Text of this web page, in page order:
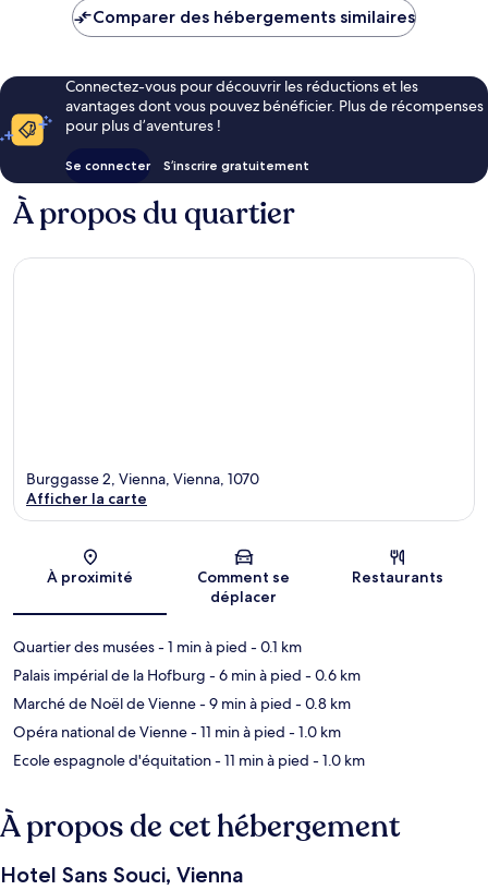
de
Comparer des hébergements similaires
Connectez-vous pour découvrir les réductions et les
avantages dont vous pouvez bénéficier. Plus de récompenses
pour plus d’aventures !
Se connecter S’inscrire gratuitement
À propos du quartier
Carte
Burggasse 2, Vienna, Vienna, 1070
Afficher la carte
À proximité
Comment se
déplacer
Restaurants
Quartier des musées- 1 min à pied - 0.1 km
Palais impérial de la Hofburg - 6 min à pied - 0.6 km
Marché de Noël de Vienne- 9 min à pied - 0.8 km
Opéra national de Vienne- 11 min à pied - 1.0 km
Ecole espagnole d'équitation- 11 min à pied - 1.0 km
À propos de cet hébergement
Hotel Sans Souci, Vienna